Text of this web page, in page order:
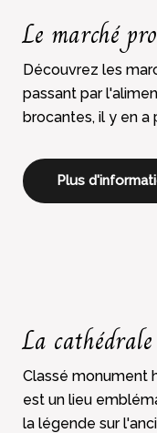
Le marché
Découvrez les
passant par
brocantes, il y en a
Plus
La
Classé monument
est un lieu
la légende sur